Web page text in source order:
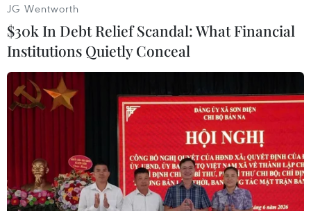
Cảnh sát Philippines có thể trở lại phụ
JG Wentworth
$30k In Debt Relief Scandal: What Financial
Institutions Quietly Conceal